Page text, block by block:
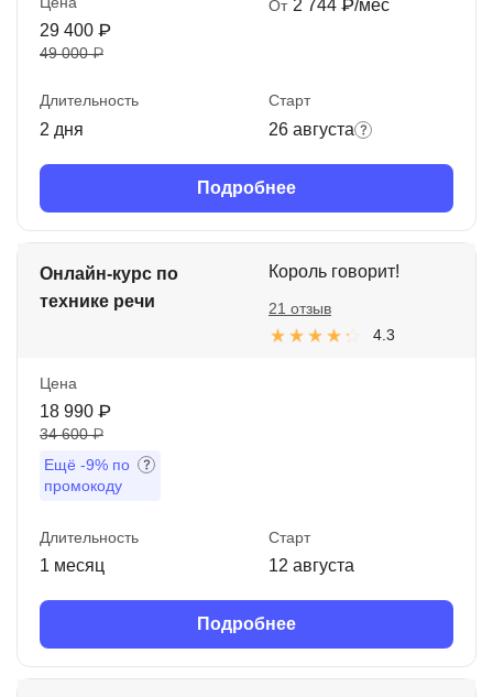
29 400 ₽
49 000 ₽
От 2 744 ₽/мес
Длительность
2 дня
Старт
26 августа
Подробнее
Онлайн-курс по
технике речи
Король говорит!
4.3
21 отзыв
Цена
18 990 ₽
34 600 ₽
Ещё -9% по
промокоду
Длительность
1 месяц
Старт
12 августа
Подробнее